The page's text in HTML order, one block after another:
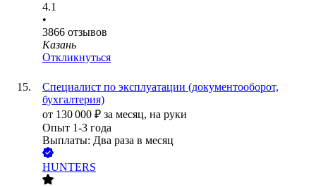
4.1
•
3866 отзывов
Казань
Откликнуться
Специалист по эксплуатации (документооборот,
бухгалтерия)
от 130 000 ₽ за месяц, на руки
Опыт 1-3 года
Выплаты: Два раза в месяц
HUNTERS